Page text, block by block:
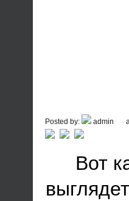
Posted by: admin
Вот